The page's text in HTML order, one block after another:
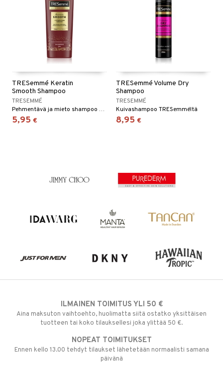
TRESemmé Keratin
Smooth Shampoo
TRESEMMÉ
Pehmentävä ja mieto shampoo TRESemméltä
5,95 €
TRESemmé Volume Dry
Shampoo
TRESEMMÉ
Kuivashampoo TRESemméltä
8,95 €
ILMAINEN TOIMITUS YLI 50 €
Aina maksuton vaihtoehto, huolimatta siitä ostatko yksittäisen
tuotteen tai koko tilauksellesi joka ylittää 50 €.
NOPEAT TOIMITUKSET
Ennen kello 13.00 tehdyt tilaukset lähetetään normaalisti samana
päivänä